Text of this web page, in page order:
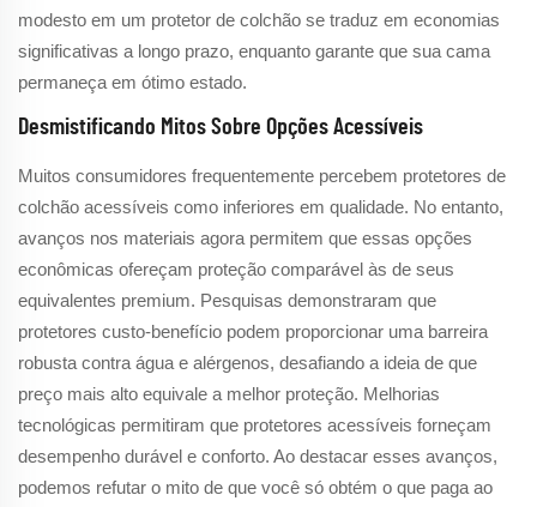
modesto em um protetor de colchão se traduz em economias
significativas a longo prazo, enquanto garante que sua cama
permaneça em ótimo estado.
Desmistificando Mitos Sobre Opções Acessíveis
Muitos consumidores frequentemente percebem protetores de
colchão acessíveis como inferiores em qualidade. No entanto,
avanços nos materiais agora permitem que essas opções
econômicas ofereçam proteção comparável às de seus
equivalentes premium. Pesquisas demonstraram que
protetores custo-benefício podem proporcionar uma barreira
robusta contra água e alérgenos, desafiando a ideia de que
preço mais alto equivale a melhor proteção. Melhorias
tecnológicas permitiram que protetores acessíveis forneçam
desempenho durável e conforto. Ao destacar esses avanços,
podemos refutar o mito de que você só obtém o que paga ao